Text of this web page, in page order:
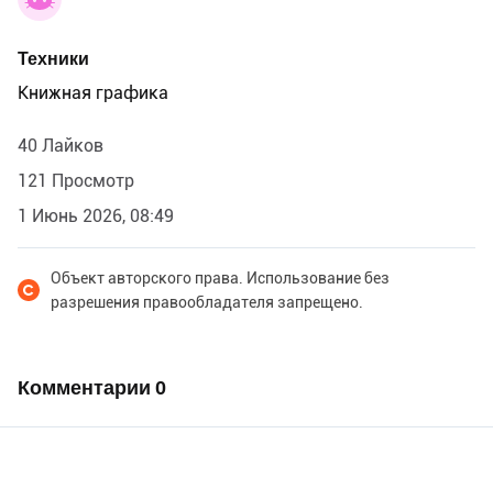
Техники
Книжная графика
40 Лайков
121 Просмотр
1 Июнь 2026, 08:49
Объект авторского права. Использование без
разрешения правообладателя запрещено.
Комментарии 0